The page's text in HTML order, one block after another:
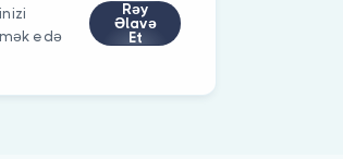
edə
Rəy
Əlavə
Et